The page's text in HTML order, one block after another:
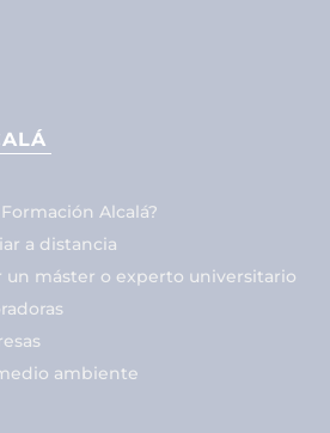
Alcalá?
a distancia
un máster o experto universitario
ambiente